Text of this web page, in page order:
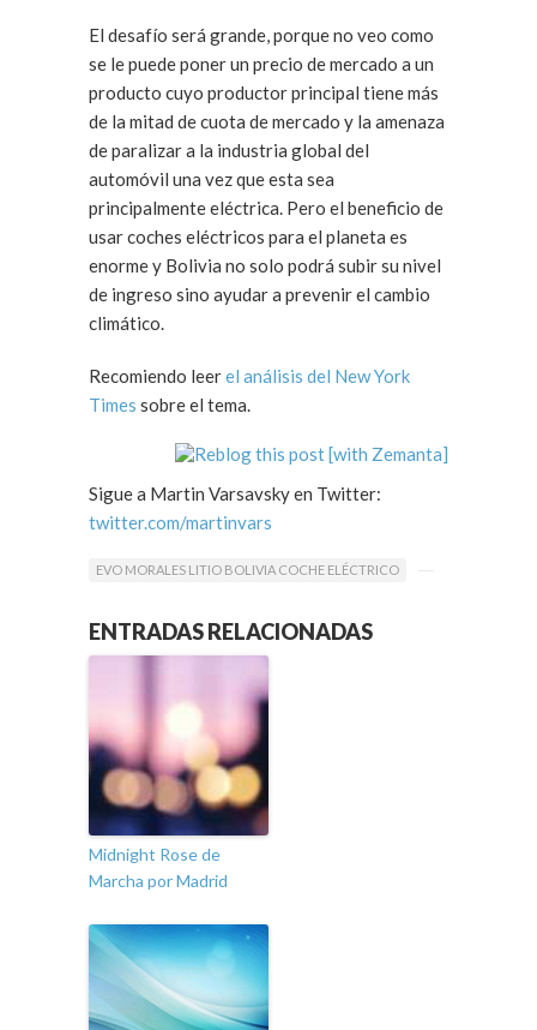
El desafío será grande, porque no veo como
se le puede poner un precio de mercado a un
producto cuyo productor principal tiene más
de la mitad de cuota de mercado y la amenaza
de paralizar a la industria global del
automóvil una vez que esta sea
principalmente eléctrica. Pero el beneficio de
usar coches eléctricos para el planeta es
enorme y Bolivia no solo podrá subir su nivel
de ingreso sino ayudar a prevenir el cambio
climático.
Recomiendo leerel análisis del New York
Times sobre el tema.
Sigue a Martin Varsavsky en Twitter:
twitter.com/martinvars
EVO MORALES LITIO BOLIVIA COCHE ELÉCTRICO
ENTRADAS RELACIONADAS
Midnight Rose de
Marcha por Madrid